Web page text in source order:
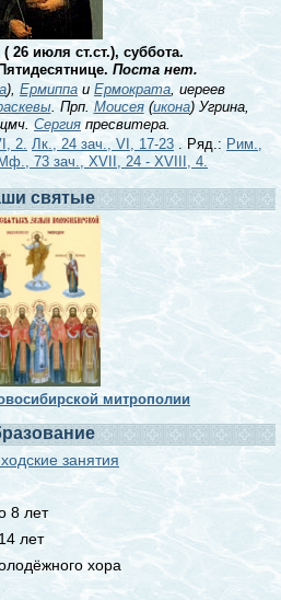
( 26 июля ст.ст.), суббота.
Поста нет.
), Ермиппаи Ермократа, иереев
. Прп. Моисея(икона) Угрина,
Сергия пресвитера.
2. Лк., 24 зач., VI, 17-23 . Ряд.: Рим.,
Мф., 73 зач., XVII, 24 - XVIII, 4.
святые
митрополии
занятия
8 лет
лет
хора